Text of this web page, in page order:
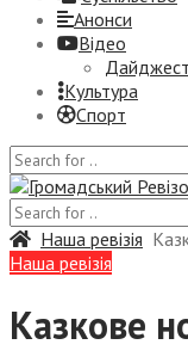
Анонси
Відео
Дайджест
Культура
Спорт
Наша ревізія
Наша ревізія
Казкове